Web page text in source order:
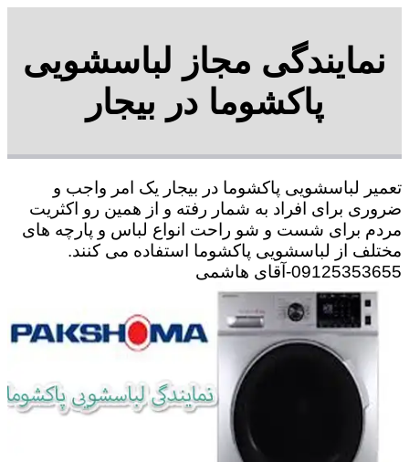
نمایندگی مجاز لباسشویی
پاکشوما در بیجار
تعمیر لباسشویی پاکشوما در بیجار یک امر واجب و
ضروری برای افراد به شمار رفته و از همین رو اکثریت
مردم برای شست و شو راحت انواع لباس و پارچه های
مختلف از لباسشویی پاکشوما استفاده می کنند.
09125353655-آقای هاشمی